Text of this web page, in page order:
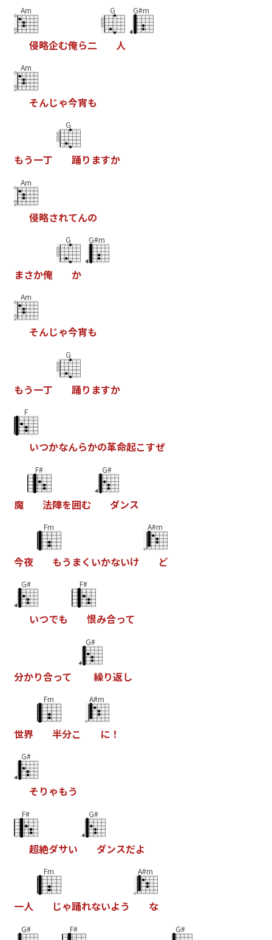
Am
侵略企む俺ら二
G
人
G#m
Am
そんじゃ今宵も
もう一丁
G
踊り ますか
Am
侵略されてんの
まさか俺
G
か
G#m
Am
そんじゃ今宵も
もう一丁
G
踊り ますか
F
いつかなんらかの革命起こすぜ
魔
F#
法陣を囲む
G#
ダンス
今夜
Fm
もう まく いかないけ
A#m
ど
G#
いつでも
F#
恨み合って
分かり合って
G#
繰り返し
世界
Fm
半分こ
A#m
に！
G#
そ り ゃもう
F#
超絶ダサい
G#
ダンスだよ
一人
Fm
じゃ踊れないよう
A#m
な
G# F# G#